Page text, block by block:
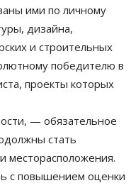
ими по личному
дизайна,
и строительных
победителю в
проекты которых
— обязательное
стать
месторасположения.
с повышением оценки